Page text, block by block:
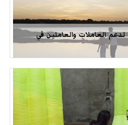
برنامج آفاق -Netflix لدعم العاملات والعاملين في